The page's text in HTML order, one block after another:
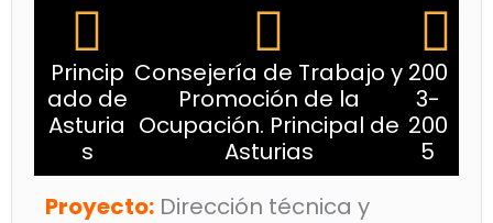
Princip
ado de
Asturia
s
Consejería de Trabajo y
Promoción de la
Ocupación. Principal de
Asturias
200
3-
200
5
Proyecto: Dirección técnica y